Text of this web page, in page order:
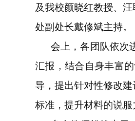
及我校颜晓红教授、
处副处长戴修斌主持。
会上，各 团队依次
汇报，结合自身丰富
导，提出针对性修改
标准，提升材料的说服